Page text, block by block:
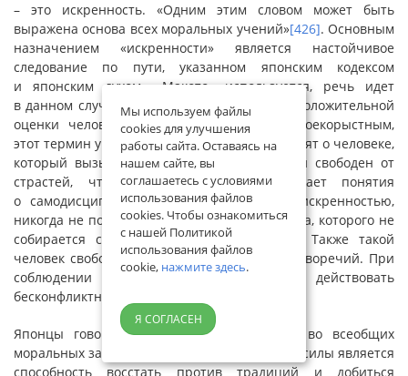
– это искренность. «Одним этим словом может быть
выражена основа всех моральных учений»[426]. Основным
назначением «искренности» является настойчивое
следование по пути, указанном японским кодексом
и японским духом. «Макото» используется, речь идет
в данном случае о другой его стороне, для положительной
оценки человека, который не является своекорыстным,
этот термин употребляется тогда, когда говорят о человеке,
который вызывает восхищение тем, что он свободен от
страстей, что, в свою очередь, отражает понятия
о самодисциплине. Японец, обладающий искренностью,
никогда не позволит себе оскорбить человека, которого не
собирается спровоцировать на агрессию. Также такой
человек свободен от психологических противоречий. При
соблюдении кодекса человек может действовать
бесконфликтно и эффективно
Японцы говорят, что они не нуждаются во всеобщих
моральных заповедях. На Западе признаком силы является
способность восстать против традиций и добиться
Мы используем файлы
cookies для улучшения
работы сайта. Оставаясь на
нашем сайте, вы
соглашаетесь с условиями
использования файлов
cookies. Чтобы ознакомиться
с нашей Политикой
использования файлов
cookie, нажмите здесь.
Я СОГЛАСЕН